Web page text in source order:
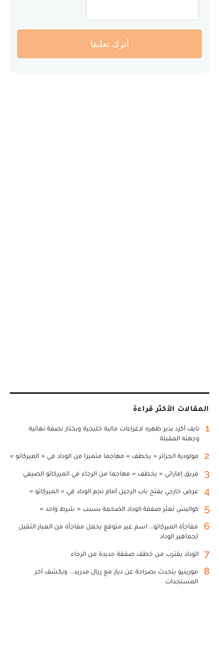
أترك تعليقا
المقالات الأكثر قراءة
1
نايف أكرد يدير ظهره لاغراءات مالية خليجية ويختار بصفة نهائية
وجهته المقبلة
2 مولودية الجزائر « يخطف » مهاجما متميزا من الوداد في « الميركاتو »
3 فريق إماراتي « يخطف » مهاجما من الرجاء في الميركاتو الصيفي
4 عرض خارجي يفتح باب الرحيل أمام نجم الوداد في « الميركاتو »
5 كواليس تعثر صفقة الوداد الضخمة بسبب « شرط واحد »
6
مفاجأة الميركاتو... اسم غير متوقع يحمل مفاجأة من العيار الثقيل
لجماهير الوداد
7 الوداد يقترب من خطف صفقة جديدة من الرجاء
8
مورينيو يتحدث بصراحة عن دياز مع ريال مدريد... ويكشف آخر
المستجدات